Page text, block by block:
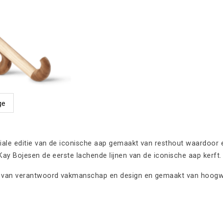
editie van de iconische aap gemaakt van resthout
Bojesen de eerste lachende lijnen van de iconische aap kerft.
verantwoord vakmanschap en design en gemaakt van